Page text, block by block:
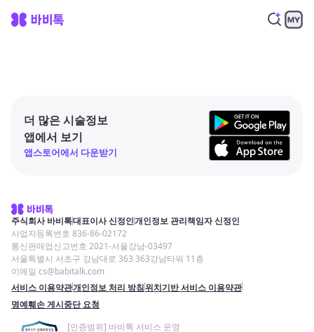
더 많은 시술정보
앱에서 보기
앱스토어에서 다운받기
주식회사 바비톡대표이사 신정인개인정보 관리책임자 신정인
사업자등록번호 836-86-02172
통신판매업신고번호 2021-서울강남-03497
서울특별시 서초구 강남대로 363 363강남타워 11층
이메일 cs@babitalk.com
서비스 이용약관개인정보 처리 방침위치기반 서비스 이용약관
명예훼손 게시중단 요청
[인증범위] 바비톡 서비스 운영